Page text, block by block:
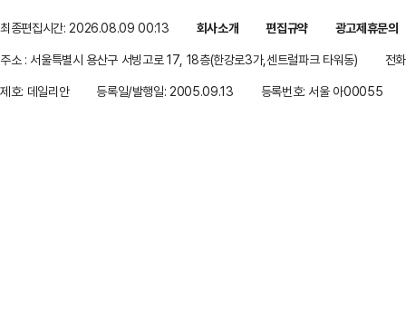
최종편집시간: 2026.08.09 00:13 회사소개 편집규약
광고제휴문의
주소 : 서울특별시 용산구 서빙고로 17, 18층(한강로3가,센트럴파크 타워동)
전
제호: 데일리안
등록일/발행일: 2005.09.13 등록번호: 서울 아00055